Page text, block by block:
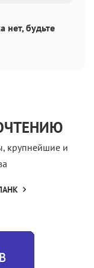
нет, будьте
крупнейшие и